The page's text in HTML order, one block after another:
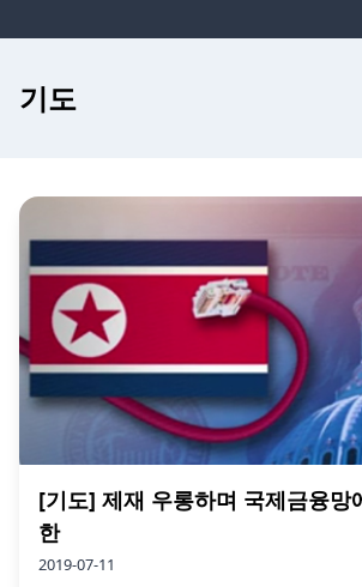
기도
[기도] 제재 우롱하며 국제금융망
한
2019-07-11